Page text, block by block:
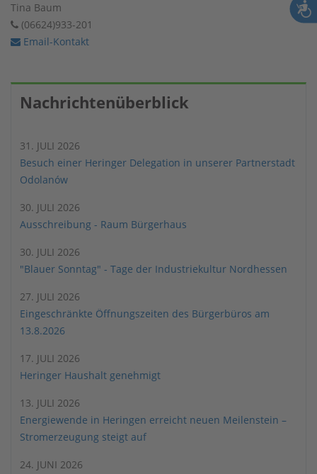
Tina Baum
(06624)933-201
Email-Kontakt
Nachrichtenüberblick
31. JULI 2026
Besuch einer Heringer Delegation in unserer Partnerstadt
Odolanów
30. JULI 2026
Ausschreibung - Raum Bürgerhaus
30. JULI 2026
"Blauer Sonntag" - Tage der Industriekultur Nordhessen
27. JULI 2026
Eingeschränkte Öffnungszeiten des Bürgerbüros am
13.8.2026
17. JULI 2026
Heringer Haushalt genehmigt
13. JULI 2026
Energiewende in Heringen erreicht neuen Meilenstein –
Stromerzeugung steigt auf
24. JUNI 2026